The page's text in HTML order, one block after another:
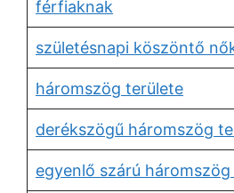
férfiaknak
születésnapi köszöntő
háromszög területe
derékszögű háromszög
egyenlő szárú